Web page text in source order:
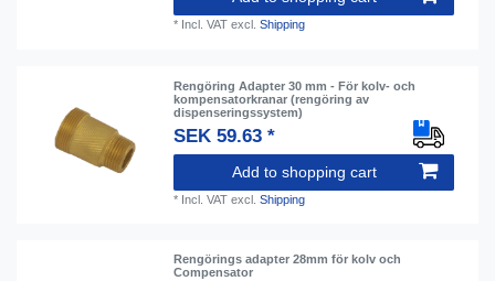
* Incl. VAT excl.Shipping
Rengöring Adapter 30 mm - För kolv- och
kompensatorkranar (rengöring av
dispenseringssystem)
SEK 59.63 *
Add to shopping cart
* Incl. VAT excl.Shipping
Rengörings adapter 28mm för kolv och
Compensator